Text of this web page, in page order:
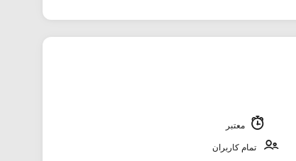
معتبر
تمام کاربران